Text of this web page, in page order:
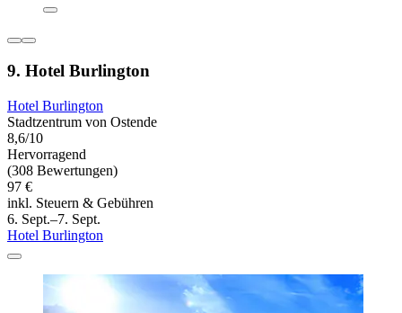
9. Hotel Burlington
Hotel Burlington
Stadtzentrum von Ostende
8,6/10
Hervorragend
(308 Bewertungen)
97 €
inkl. Steuern & Gebühren
6. Sept.–7. Sept.
Hotel Burlington